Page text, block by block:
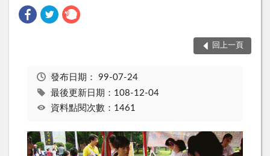
回上一頁
發布日期： 99-07-24
最後更新日期：108-12-04
資料點閱次數：1461